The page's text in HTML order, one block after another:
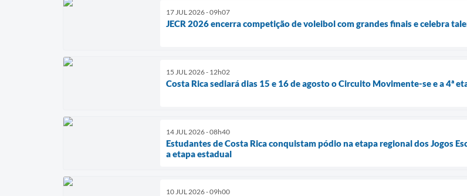
17 JUL 2026 - 09h07
JECR 2026 encerra competição de voleibol com grandes finais e celebra
15 JUL 2026 - 12h02
Costa Rica sediará dias 15 e 16 de agosto o Circuito Movimente-se e a 4ª
14 JUL 2026 - 08h40
Estudantes de Costa Rica conquistam pódio na etapa regional dos Jogos
a etapa estadual
10 JUL 2026 - 09h00